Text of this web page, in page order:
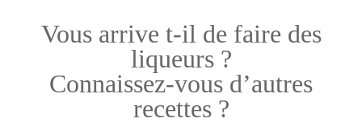
Vous arrive t-il de faire des
liqueurs ?
Connaissez-vous d’autres
recettes ?